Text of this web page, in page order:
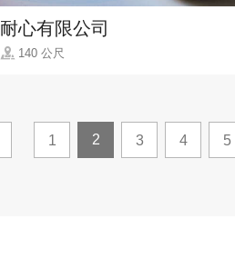
耐心有限公司
140 公尺
1 2 3 4 5